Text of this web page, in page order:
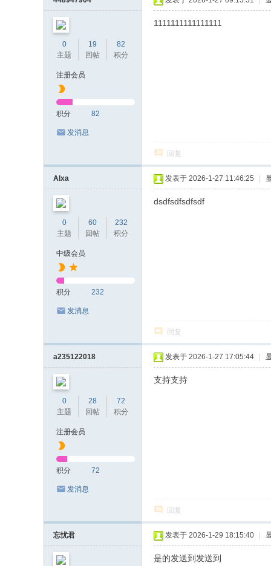
0
主题
19
回帖
82
积分
注册会员
积分 82
发消息
1111111111111111
回复
Alxa
0
主题
60
回帖
232
积分
中级会员
积分 232
发消息
发表于 2026-1-27 11:46:25
dsdfsdfsdfsdf
回复
a235122018
0
主题
28
回帖
72
积分
注册会员
积分 72
发消息
发表于 2026-1-27 17:05:44
支持支持
回复
忘忧君 发表于 2026-1-29 18:15:40
是的发送到发送到